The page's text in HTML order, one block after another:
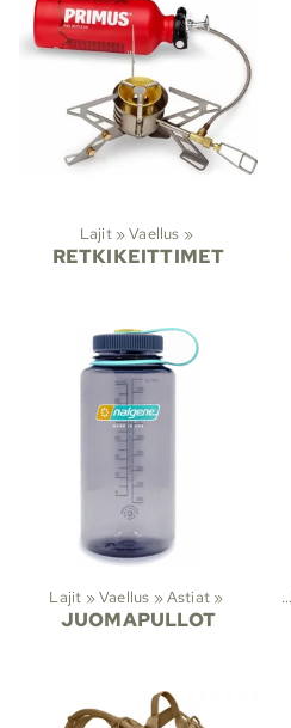
Lajit ‪»Vaellus ‪»
RETKIKEITTIMET
Lajit ‪»Vaellus ‪»Astiat ‪»
JUOMAPULLOT